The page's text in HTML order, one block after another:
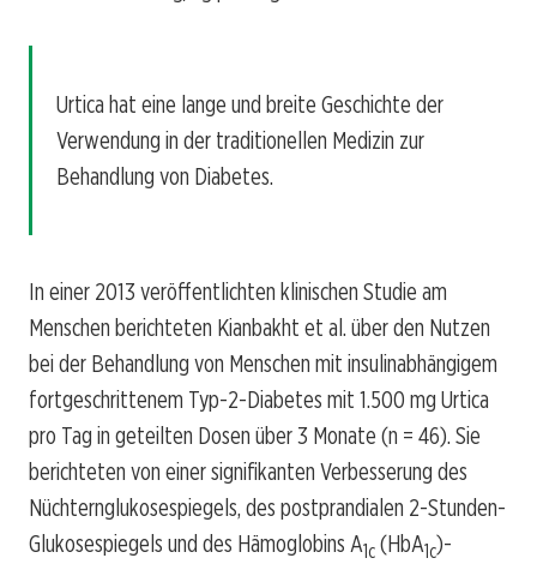
Urtica hat eine lange und breite Geschichte der
Verwendung in der traditionellen Medizin zur
Behandlung von Diabetes.
In einer 2013 veröffentlichten klinischen Studie am
Menschen berichteten Kianbakht et al. über den Nutzen
bei der Behandlung von Menschen mit insulinabhängigem
fortgeschrittenem Typ-2-Diabetes mit 1.500 mg Urtica
pro Tag in geteilten Dosen über 3 Monate (n = 46). Sie
berichteten von einer signifikanten Verbesserung des
Nüchternglukosespiegels, des postprandialen 2-Stunden-
Glukosespiegels und des Hämoglobins A1c (HbA1c)-